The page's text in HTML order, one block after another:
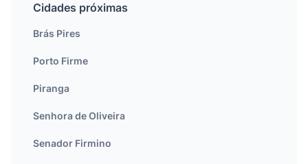
Cidades próximas
Brás Pires
Porto Firme
Piranga
Senhora de Oliveira
Senador Firmino